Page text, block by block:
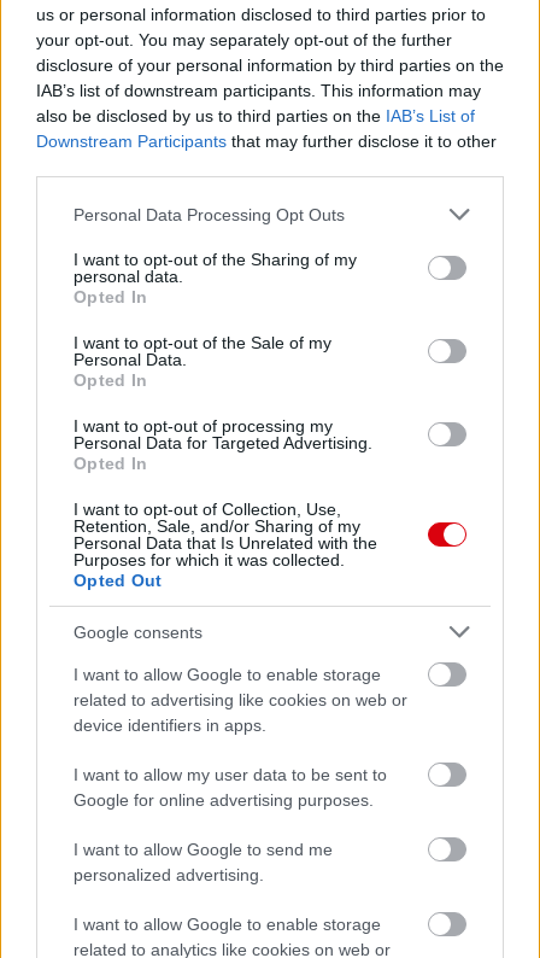
us or personal information disclosed to third parties prior to
your opt-out. You may separately opt-out of the further
disclosure of your personal information by third parties on the
IAB’s list of downstream participants. This information may
also be disclosed by us to third parties on the IAB’s List of
Downstream Participants that may further disclose it to other
Please note that this website/app uses one or more Google
not limited to your visit or usage behaviour. You may click to
grant or deny consent to Google and its third-party tags to
use your data for below specified purposes in below Google
consent section.
Personal Data Processing Opt Outs
I want to opt-out of the Sharing of my
personal data.
Opted In
I want to opt-out of the Sale of my
Personal Data.
Opted In
I want to opt-out of processing my
Personal Data for Targeted Advertising.
Opted In
I want to opt-out of Collection, Use,
Retention, Sale, and/or Sharing of my
Personal Data that Is Unrelated with the
Purposes for which it was collected.
Opted Out
Google consents
I want to allow Google to enable storage
related to advertising like cookies on web or
device identifiers in apps.
I want to allow my user data to be sent to
Google for online advertising purposes.
I want to allow Google to send me
personalized advertising.
I want to allow Google to enable storage
related to analytics like cookies on web or
Meccs Center
Paris Saint-Germainvs
Manchester United
Nya Ullevi, Göteborg
1 nap 12 óra 13 perc 50 másodperc
Leeds Unitedvs Manchester United2026-08-12 20:30
ELŐZŐ MÉRKŐZÉSEK